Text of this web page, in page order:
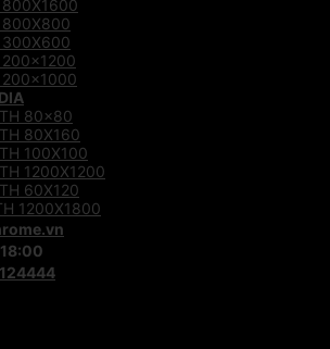
800X1600
800X800
300X600
200×1200
200×1000
80×80
80X160
100X100
1200X1200
60X120
1200X1800